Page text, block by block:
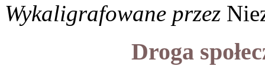
Wykaligrafowane przez
Droga